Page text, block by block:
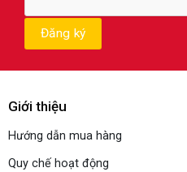
Giới thiệu
Hướng dẫn mua hàng
Quy chế hoạt động